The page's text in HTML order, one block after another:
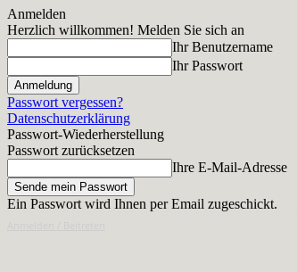
Anmelden
Herzlich willkommen! Melden Sie sich an
Ihr Benutzername
Ihr Passwort
Passwort vergessen?
Datenschutzerklärung
Passwort-Wiederherstellung
Passwort zurücksetzen
Ihre E-Mail-Adresse
Ein Passwort wird Ihnen per Email zugeschickt.